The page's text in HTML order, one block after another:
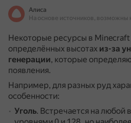
Алиса
Некоторые ресурсы в Minecraft
определённых высотах из-за
генерации, которые
появления.
Например, для разных руд
особенности:
Уголь. Встречается на любой